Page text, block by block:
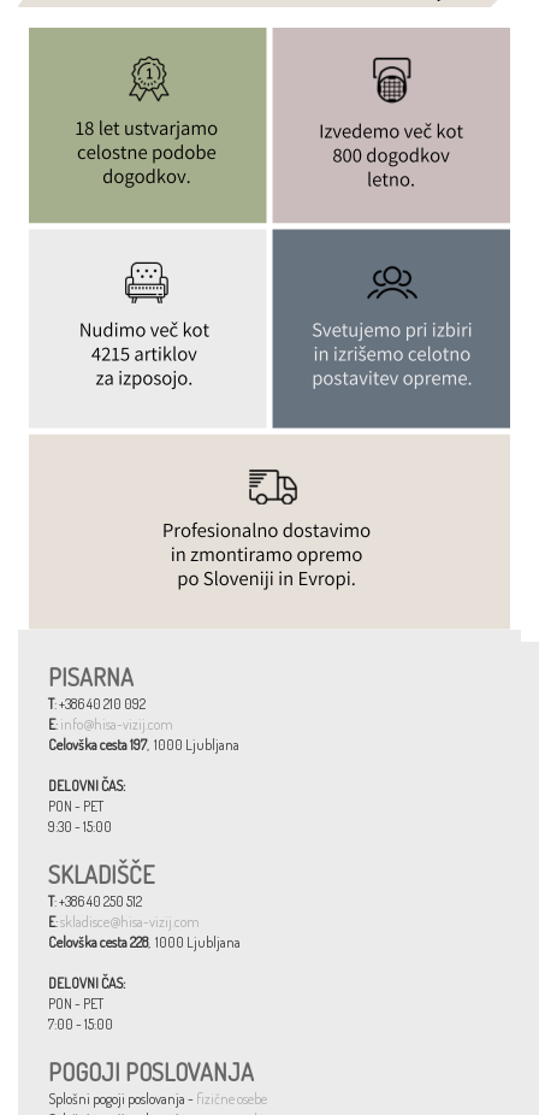
PISARNA
T: +386 40 210 092
E: info@hisa-vizij.com
Celovška cesta 197, 1000 Ljubljana
DELOVNI ČAS:
PON - PET
9:30 - 15:00
SKLADIŠČE
T: +386 40 250 512
E:skladisce@hisa-vizij.com
Celovška cesta 228, 1000 Ljubljana
DELOVNI ČAS:
PON - PET
7:00 - 15:00
POGOJI POSLOVANJA
Splošni pogoji poslovanja - fizične osebe